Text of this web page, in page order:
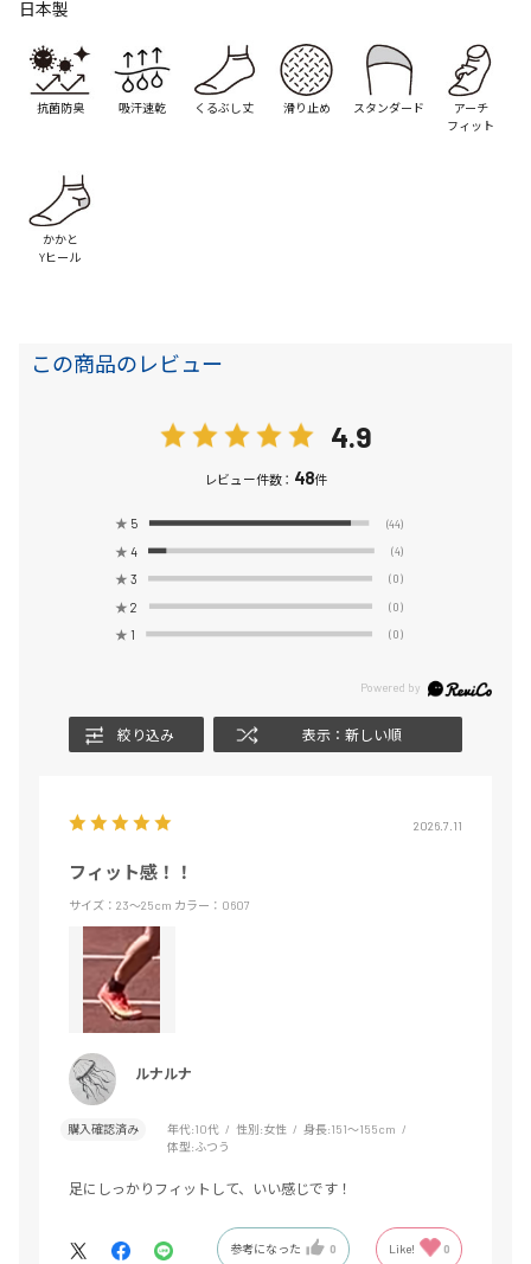
日本製
抗菌防臭 吸汗速乾 くるぶし丈 滑り止め スタンダード
アーチ
フィット
かかと
Yヒール
この商品のレビュー
4.9
レビュー件数： 48件
★ 5 (44)
★ 4 (4)
★ 3 (0)
★ 2 (0)
★ 1 (0)
絞り込み 表示：新しい順
2026.7.11
フィット感！！
サイズ：23～25cm カラー：0607
ルナルナ
購入確認済み 年代:10代 性別:女性 身長:151～155cm
体型:ふつう
足にしっかりフィットして、いい感じです！
参考になった 0 Like! 0